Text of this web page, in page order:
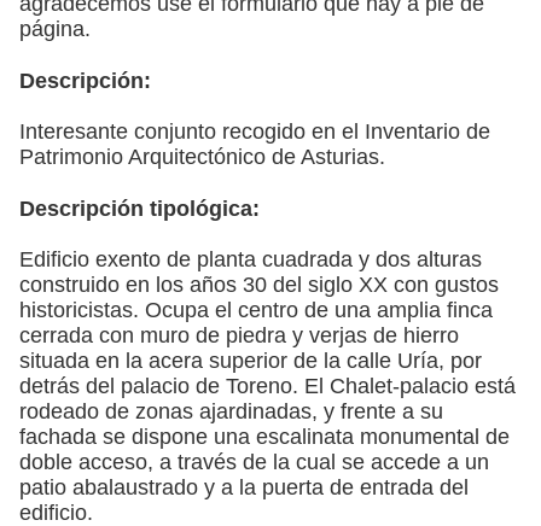
página.
Descripción:
Interesante conjunto recogido en el Inventario de
Patrimonio Arquitectónico de Asturias.
Descripción tipológica:
Edificio exento de planta cuadrada y dos alturas
construido en los años 30 del siglo XX con gustos
historicistas. Ocupa el centro de una amplia finca
cerrada con muro de piedra y verjas de hierro
situada en la acera superior de la calle Uría, por
detrás del palacio de Toreno. El Chalet-palacio está
rodeado de zonas ajardinadas, y frente a su
fachada se dispone una escalinata monumental de
doble acceso, a través de la cual se accede a un
patio abalaustrado y a la puerta de entrada del
edificio.